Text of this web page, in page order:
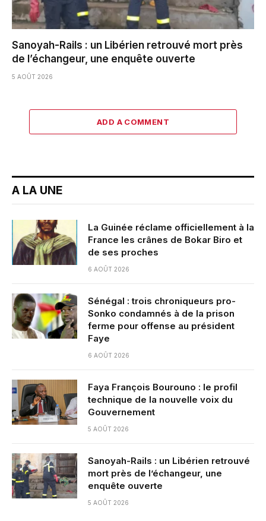
Sanoyah-Rails : un Libérien retrouvé mort près
de l’échangeur, une enquête ouverte
5 AOÛT 2026
ADD A COMMENT
A LA UNE
La Guinée réclame officiellement à la
France les crânes de Bokar Biro et
de ses proches
6 AOÛT 2026
Sénégal : trois chroniqueurs pro-
Sonko condamnés à de la prison
ferme pour offense au président
Faye
6 AOÛT 2026
Faya François Bourouno : le profil
technique de la nouvelle voix du
Gouvernement
5 AOÛT 2026
Sanoyah-Rails : un Libérien retrouvé
mort près de l’échangeur, une
enquête ouverte
5 AOÛT 2026